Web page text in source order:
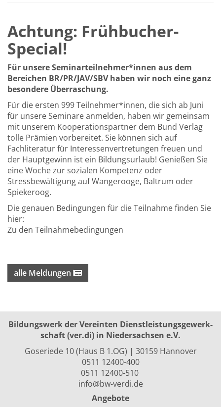
Achtung: Frühbucher-
Special!
Für unsere Seminarteilnehmer*innen aus dem
Bereichen BR/PR/JAV/SBV haben wir noch eine ganz
besondere Überraschung.
Für die ersten 999 Teilnehmer*innen, die sich ab Juni
für unsere Seminare anmelden, haben wir gemeinsam
mit unserem Kooperationspartner dem Bund Verlag
tolle Prämien vorbereitet. Sie können sich auf
Fachliteratur für Interessenvertretungen freuen und
der Hauptgewinn ist ein Bildungsurlaub! Genießen Sie
eine Woche zur sozialen Kompetenz oder
Stressbewältigung auf Wangerooge, Baltrum oder
Spiekeroog.
Die genauen Bedingungen für die Teilnahme finden Sie
hier:
Zu den Teilnahmebedingungen
alle Meldungen
Bildungswerk der Vereinten Dienst­leis­tungs­ge­werk­
schaft (ver.di) in Niedersachsen e.V.
Goseriede 10 (Haus B 1.OG) | 30159 Hannover
0511 12400-400
0511 12400-510
info@bw-verdi.de
Angebote